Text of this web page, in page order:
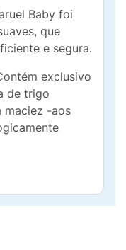
Baby foi
que
e segura.
exclusivo
de trigo
maciez -aos